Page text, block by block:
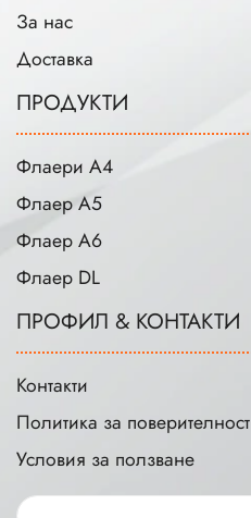
За нас
Доставка
ПРОДУКТИ
Флаери А4
Флаер А5
Флаер А6
Флаер DL
ПРОФИЛ & КОНТАКТИ
Контакти
Политика за поверителност
Условия за ползване